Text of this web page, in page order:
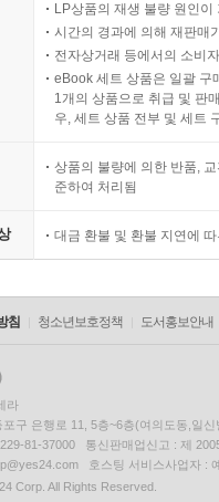
LP상품의 재생 불량 원인
시간의 경과에 의해 재판매
전자상거래 등에서의 소비
eBook 세트 상품은 일괄 구
1개의 상품으로 취급 및 판
우, 세트 상품 전부 및 세트
상품의 불량에 의한 반품,
준하여 처리됨
대금 환불 및 환불 지연에
침 청소년보호정책 도서홍보안내
라
포구 은행로 11, 5층~6층(여의도동,일신
81-37000 통신판매업신고 : 제
호스팅 서비스사업자 :
Corp. All Rights Reserved.